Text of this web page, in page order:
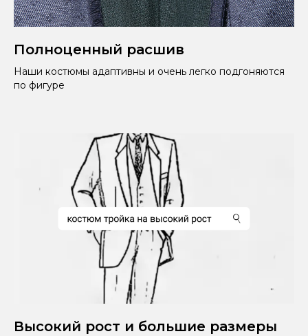
Полноценный расшив
Наши костюмы адаптивны и очень легко подгоняются
по фигуре
Высокий рост и большие размеры